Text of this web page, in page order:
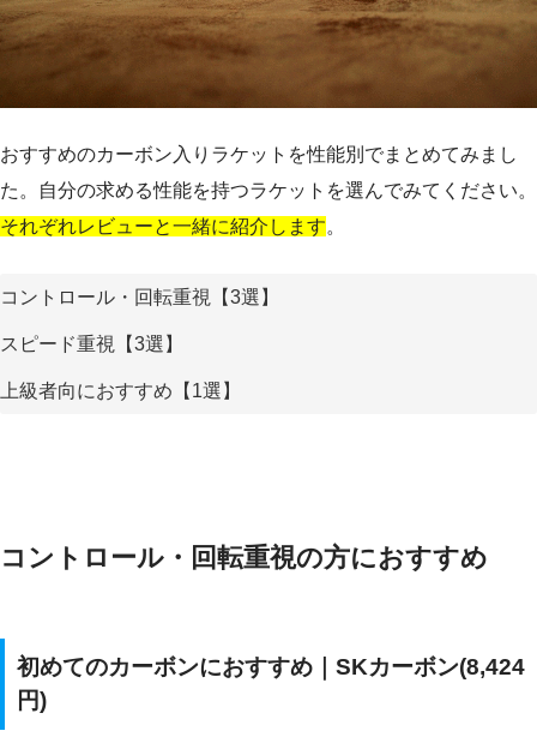
おすすめのカーボン入りラケットを性能別でまとめてみまし
た。自分の求める性能を持つラケットを選んでみてください。
それぞれレビューと一緒に紹介します。
コントロール・回転重視【3選】
スピード重視【3選】
上級者向におすすめ【1選】
コントロール・回転重視の方におすすめ
初めてのカーボンにおすすめ｜SKカーボン(8,424
円)